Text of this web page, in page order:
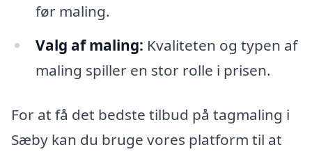
før maling.
Valg af maling: Kvaliteten og typen af
maling spiller en stor rolle i prisen.
For at få det bedste tilbud på tagmaling i
Sæby kan du bruge vores platform til at